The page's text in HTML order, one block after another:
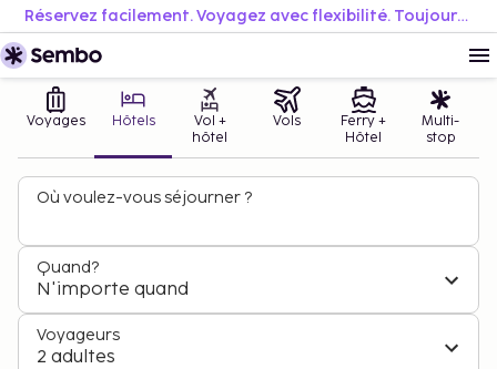
Réservez facilement. Voyagez avec flexibilité. Toujours au meilleur prix.
Voyages Hôtels
Vol +
hôtel
Vols
Ferry +
Hôtel
Multi-
stop
Où voulez-vous séjourner ?
Quand?
N'importe quand
Voyageurs
2 adultes